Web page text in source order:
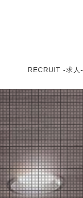
RECRUIT -求人-